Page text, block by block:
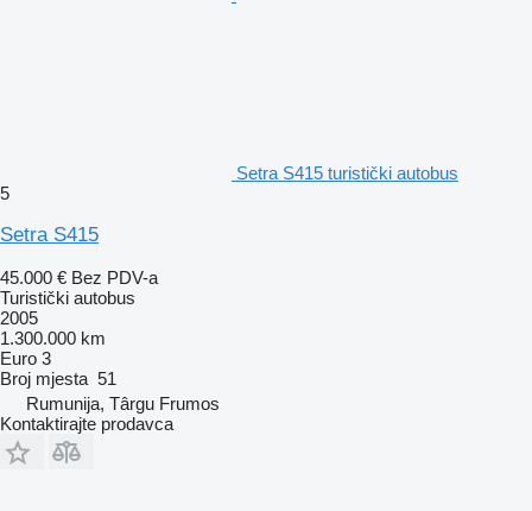
Setra S415 turistički autobus
5
Setra S415
45.000 € Bez PDV-a
Turistički autobus
2005
1.300.000 km
Euro 3
Broj mjesta 51
Rumunija, Târgu Frumos
Kontaktirajte prodavca